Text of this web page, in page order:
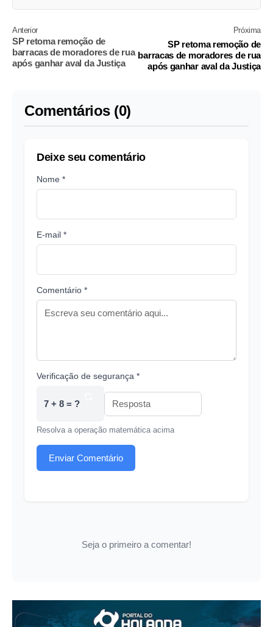
Anterior
SP retoma remoção de
barracas de moradores de rua
após ganhar aval da Justiça
Próxima
SP retoma remoção de
barracas de moradores de rua
após ganhar aval da Justiça
Comentários (0)
Deixe seu comentário
Nome *
E-mail *
Comentário *
Verificação de segurança *
7 + 8 = ?
Resolva a operação matemática acima
Enviar Comentário
Seja o primeiro a comentar!